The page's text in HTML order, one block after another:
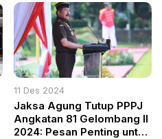
11 Des 2024
Jaksa Agung Tutup PPPJ
Angkatan 81 Gelombang II
2024: Pesan Penting untuk